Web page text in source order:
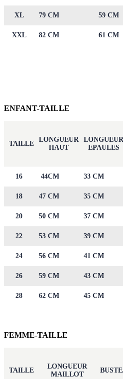
XL 79 CM 59 CM
XXL 82 CM 61 CM
ENFANT-TAILLE
TAILLE
LONGUEUR
HAUT
LONGUEUR
EPAULES
16 44CM 33 CM
18 47 CM 35 CM
20 50 CM 37 CM
22 53 CM 39 CM
24 56 CM 41 CM
26 59 CM 43 CM
28 62 CM 45 CM
FEMME-TAILLE
TAILLE
LONGUEUR
MAILLOT